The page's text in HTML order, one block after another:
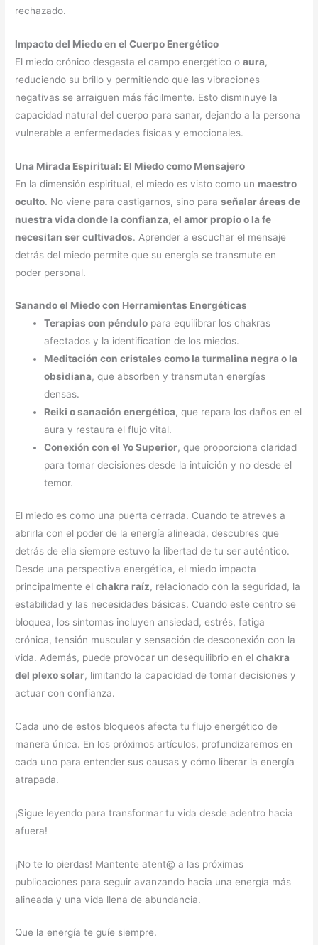
rechazado.
Impacto del Miedo en el Cuerpo Energético
El miedo crónico desgasta el campo energético oaura,
reduciendo su brillo y permitiendo que las vibraciones
negativas se arraiguen más fácilmente. Esto disminuye la
capacidad natural del cuerpo para sanar, dejando a la persona
vulnerable a enfermedades físicas y emocionales.
Una Mirada Espiritual: El Miedo como Mensajero
En la dimensión espiritual, el miedo es visto como un maestro
oculto. No viene para castigarnos, sino paraseñalar áreas de
nuestra vida donde la confianza, el amor propio o la fe
necesitan ser cultivados. Aprender a escuchar el mensaje
detrás del miedo permite que su energía se transmute en
poder personal.
Sanando el Miedo con Herramientas Energéticas
Terapias con péndulo para equilibrar los chakras
afectados y la identification de los miedos.
Meditación con cristales como la turmalina negra o la
obsidiana, que absorben y transmutan energías
densas.
Reiki o sanación energética, que repara los daños en el
aura y restaura el flujo vital.
Conexión con el Yo Superior, que proporciona claridad
para tomar decisiones desde la intuición y no desde el
temor.
El miedo es como una puerta cerrada. Cuando te atreves a
abrirla con el poder de la energía alineada, descubres que
detrás de ella siempre estuvo la libertad de tu ser auténtico.
Desde una perspectiva energética, el miedo impacta
principalmente elchakra raíz, relacionado con la seguridad, la
estabilidad y las necesidades básicas. Cuando este centro se
bloquea, los síntomas incluyen ansiedad, estrés, fatiga
crónica, tensión muscular y sensación de desconexión con la
vida. Además, puede provocar un desequilibrio en elchakra
del plexo solar, limitando la capacidad de tomar decisiones y
actuar con confianza.
Cada uno de estos bloqueos afecta tu flujo energético de
manera única. En los próximos artículos, profundizaremos en
cada uno para entender sus causas y cómo liberar la energía
atrapada.
¡Sigue leyendo para transformar tu vida desde adentro hacia
afuera!
¡No te lo pierdas! Mantente atent@ a las próximas
publicaciones para seguir avanzando hacia una energía más
alineada y una vida llena de abundancia.
Que la energía te guíe siempre.